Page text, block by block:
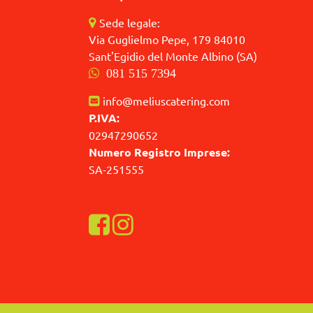
Sede legale:
Via Guglielmo Pepe, 179 84010
Sant'Egidio del Monte Albino (SA)
081 515 7394
info@meliuscatering.com
P.IVA:
02947290652
Numero Registro Imprese:
SA-251555
Visualizza la nostra pagina Facebook
Visualizza il nostro profilo Instagram